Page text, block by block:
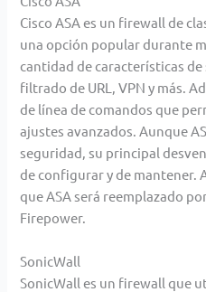
Cisco ASA es un firewall de
una opción popular durante
cantidad de características
filtrado de URL, VPN y más.
de línea de comandos que
ajustes avanzados.Aunque
seguridad, su principal
de configurar y de mantener.
que ASA será reemplazado
Firepower.
SonicWall
SonicWall es un firewall que